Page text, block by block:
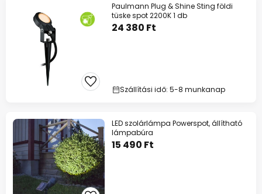
Paulmann Plug & Shine Sting földi
tüske spot 2200K 1 db
24 380 Ft
Szállítási idő: 5-8 munkanap
LED szolárlámpa Powerspot, állítható
lámpabúra
15 490 Ft